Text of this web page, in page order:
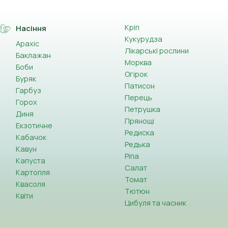
того, вони спричиняють психологічний
і нерідко призводить до стресу.
обмеження зростання їхньої популяції. Багато
сертифіковані препарати, оскільки народні
відгуки на який підтверджують його дієвість.
Заражені речі (одяг, постільну білизну)
порошки та гелі застосовуються для
без запаху нині перебуває в пріоритеті
інсектицид від клопів має доведену
параліч і загибель. Засіб вирізняється швидкою
Насіння
Арахіс
Баклажан
Боби
Буряк
Гарбуз
Горох
Диня
Екзотичне
Кабачок
Кавун
Капуста
Картопля
Квасоля
Квіти
Кріп
Кукурудза
Лікарські рослини
Морква
Огірок
Патисон
Перець
Петрушка
Прянощі
Редиска
Редька
Ріпа
Салат
Томат
Тютюн
Цибуля та часник